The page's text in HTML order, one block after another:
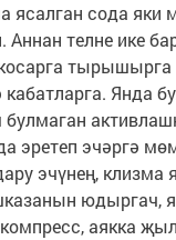
ясалган сода яки
Аннан телне ике
Янда
эретеп эчәргә
эчүнең, клизма
юдыргач,
аякка